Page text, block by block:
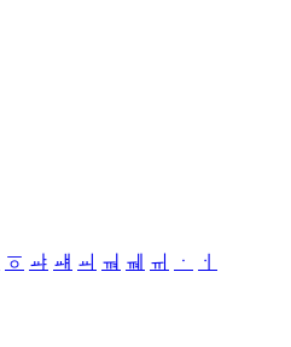
ㆆ ㆇ ㆈ ㆉ ㆊ ㆋ ㆌ ㆍ
ㆎ